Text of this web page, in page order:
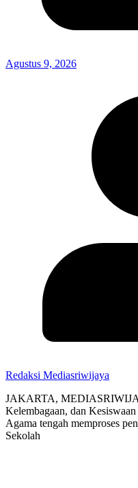
Agustus 9, 2026
Redaksi Mediasriwijaya
JAKARTA,
Kelembagaan, dan
Agama tengah memproses
Sekolah